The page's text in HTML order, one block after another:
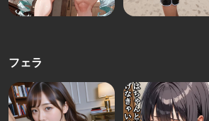
フェラ